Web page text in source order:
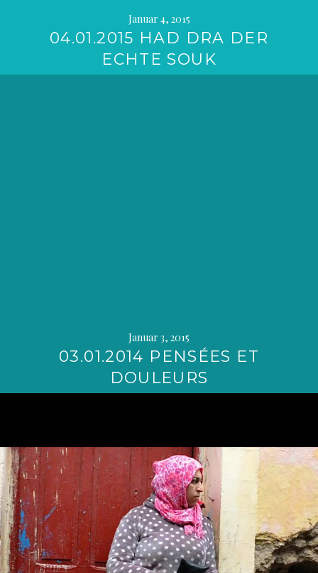
Januar 4, 2015
04.01.2015 HAD DRA DER
ECHTE SOUK
Januar 3, 2015
03.01.2014 PENSÉES ET
DOULEURS